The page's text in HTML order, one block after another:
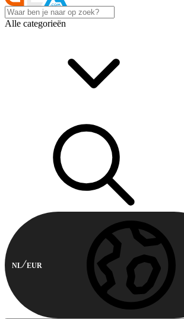
Alle categorieën
NL EUR